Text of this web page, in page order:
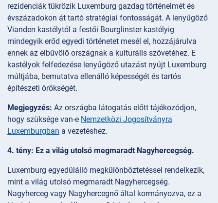
rezidenciák tükrözik Luxemburg gazdag történelmét és
évszázadokon át tartó stratégiai fontosságát. A lenyűgöző
Vianden kastélytól a festői Bourglinster kastélyig
mindegyik erőd egyedi történetet mesél el, hozzájárulva
ennek az elbűvölő országnak a kulturális szövetéhez. E
kastélyok felfedezése lenyűgöző utazást nyújt Luxemburg
múltjába, bemutatva ellenálló képességét és tartós
építészeti örökségét.
Megjegyzés: Az országba látogatás előtt tájékozódjon,
hogy szüksége van-e Nemzetközi Jogosítványra
Luxemburgban a vezetéshez.
4. tény: Ez a világ utolsó megmaradt Nagyhercegség.
Luxemburg egyedülálló megkülönböztetéssel rendelkezik,
mint a világ utolsó megmaradt Nagyhercegség.
Nagyherceg vagy Nagyhercegnő által kormányozva, ez a